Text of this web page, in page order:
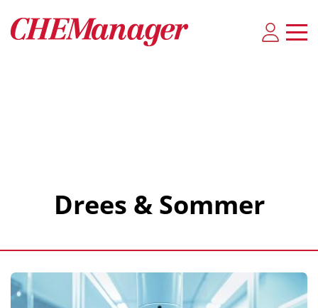
Drees & Sommer